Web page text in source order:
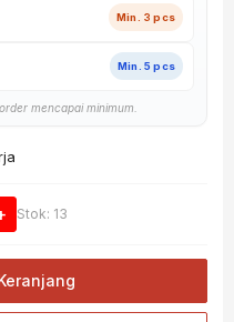
Min. 3 pcs
Min. 5 pcs
mencapai minimum.
Stok: 13